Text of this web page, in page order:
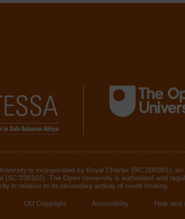
is incorporated by Royal Charter (RC 000391),
(SC 038302). The Open University is authorised and
in relation to its secondary activity of credit broking.
OU Copyright Accessibility Help and